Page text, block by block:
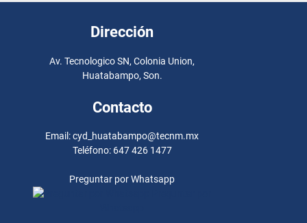
Dirección
Av. Tecnologico SN, Colonia Union,
Huatabampo, Son.
Contacto
Email: cyd_huatabampo@tecnm.mx
Teléfono: 647 426 1477
Preguntar por Whatsapp